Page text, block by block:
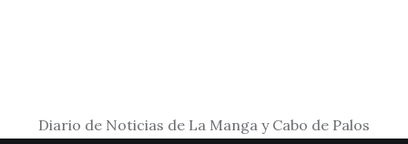
Diario de Noticias de La Manga y Cabo de Palos